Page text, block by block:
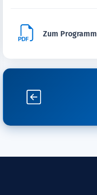
Zum Programm